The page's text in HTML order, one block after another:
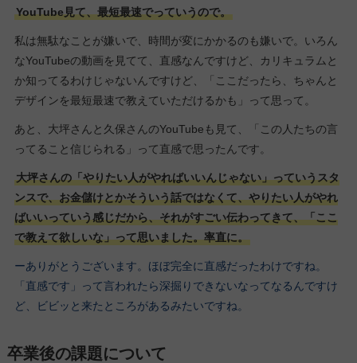
YouTube見て、最短最速でっていうので。
私は無駄なことが嫌いで、時間が変にかかるのも嫌いで。いろん
なYouTubeの動画を見てて、直感なんですけど、カリキュラムと
か知ってるわけじゃないんですけど、「ここだったら、ちゃんと
デザインを最短最速で教えていただけるかも」って思って。
あと、大坪さんと久保さんのYouTubeも見て、「この人たちの言
ってること信じられる」って直感で思ったんです。
大坪さんの「やりたい人がやればいいんじゃない」っていうスタ
ンスで、お金儲けとかそういう話ではなくて、やりたい人がやれ
ばいいっていう感じだから、それがすごい伝わってきて、「ここ
で教えて欲しいな」って思いました。率直に。
ーありがとうございます。ほぼ完全に直感だったわけですね。
「直感です」って言われたら深掘りできないなってなるんですけ
ど、ビビッと来たところがあるみたいですね。
卒業後の課題について